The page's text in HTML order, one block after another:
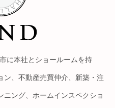
に本社とショールームを持
ン、不動産売買仲介、新築・注
ング、ホームインスペクショ